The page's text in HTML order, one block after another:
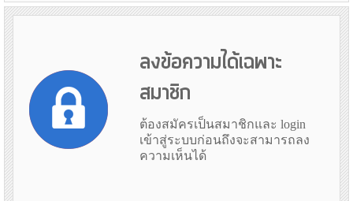
ลงข้อความได้เฉพาะ
สมาชิก
ต้องสมัครเป็นสมาชิกและ login
เข้าสู่ระบบก่อนถึงจะสามารถลง
ความเห็นได้